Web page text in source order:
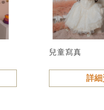
兒童寫真
詳